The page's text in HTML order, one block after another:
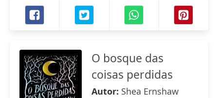
O bosque das
coisas perdidas
Autor: Shea Ernshaw